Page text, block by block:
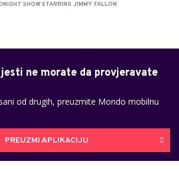
SHOW STARRING JIMMY FALLON
ne morate da provjeravate
od drugih, preuzmite Mondo mobilnu
PREUZMI APLIKACIJU